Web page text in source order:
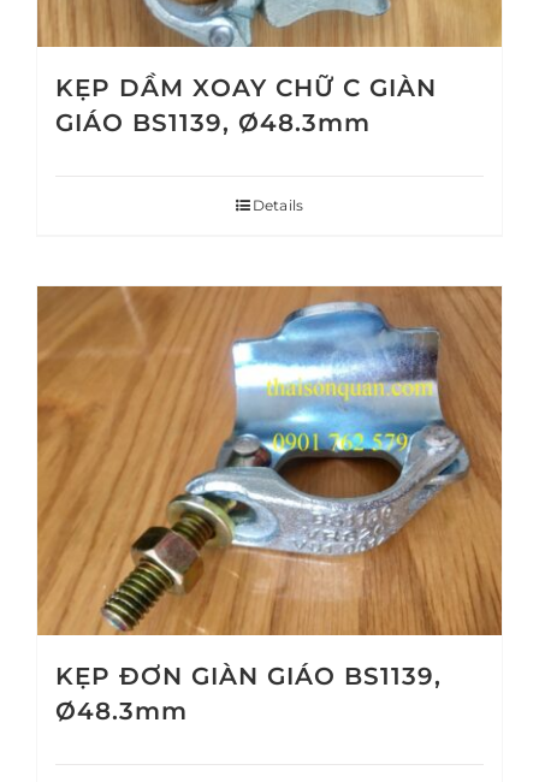
KẸP DẦM XOAY CHỮ C GIÀN
GIÁO BS1139, Ø48.3mm
Details
KẸP ĐƠN GIÀN GIÁO BS1139,
Ø48.3mm